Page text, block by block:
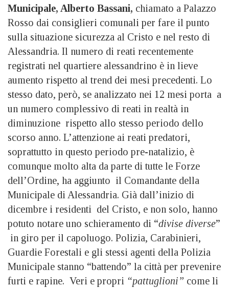
Municipale, Alberto Bassani, chiamato a Palazzo
Rosso dai consiglieri comunali per fare il punto
sulla situazione sicurezza al Cristo e nel resto di
Alessandria. Il numero di reati recentemente
registrati nel quartiere alessandrino è in lieve
aumento rispetto al trend dei mesi precedenti. Lo
stesso dato, però, se analizzato nei 12 mesi porta a
un numero complessivo di reati in realtà in
diminuzione rispetto allo stesso periodo dello
scorso anno. L’attenzione ai reati predatori,
soprattutto in questo periodo pre-natalizio, è
comunque molto alta da parte di tutte le Forze
dell’Ordine, ha aggiunto il Comandante della
Municipale di Alessandria. Già dall’inizio di
dicembre i residenti del Cristo, e non solo, hanno
potuto notare uno schieramento di “divise diverse”
in giro per il capoluogo. Polizia, Carabinieri,
Guardie Forestali e gli stessi agenti della Polizia
Municipale stanno “battendo” la città per prevenire
furti e rapine. Veri e propri “pattuglioni” come li